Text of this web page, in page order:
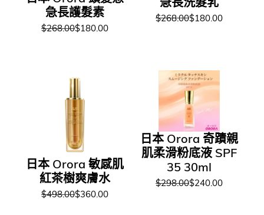
急長護髮素
$268.00$180.00
$268.00$180.00
日本 Orora 敏感肌
紅茶樹爽膚水
$498.00$360.00
日本 Orora 奇蹟親
肌柔滑粉底液 SPF
35 30ml
$298.00$240.00